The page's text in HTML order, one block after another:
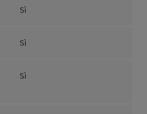
Sì
Sì
Sì